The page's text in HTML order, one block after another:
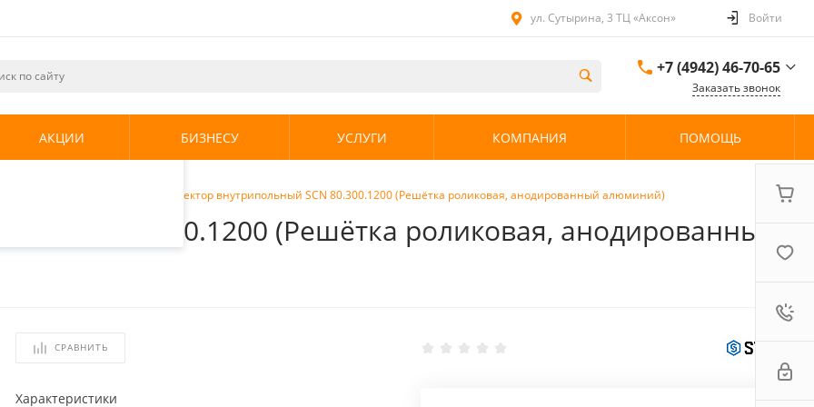
и
использования.
.
ул. Сутырина, 3 ТЦ «Аксон» Войти
+7 (4942) 46-70-65
ул. Сутырина, 3 ТЦ
Заказать звонок
АКЦИИ БИЗНЕСУ УСЛУГИ КОМПАНИЯ ПОМОЩЬ
Stout Конвектор внутрипольный SCN 80.300.1200 (Решётка роликовая, анодированный алюминий)
SCN 80.300.1200 (Решётка роликовая, анодированный
СРАВНИТЬ
Характеристики